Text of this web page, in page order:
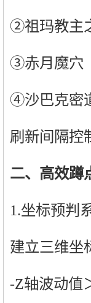
②祖玛教主
③赤月魔穴
④沙巴克密
刷新间隔控
二、高效蹲
1.坐标预判
建立三维坐
-Z轴波动值